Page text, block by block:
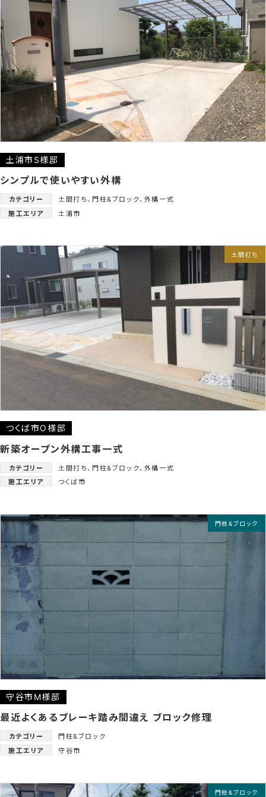
土浦市S様邸
シンプルで使いやすい外構
カテゴリー 土間打ち、 門柱&ブロック、 外構一式
施工エリア
土浦市
土間打ち
つくば市O様邸
新築オープン外構工事一式
カテゴリー 土間打ち、 門柱&ブロック、 外構一式
施工エリア
つくば市
門柱&ブロック
守谷市M様邸
最近よくあるブレーキ踏み間違え ブロック修理
カテゴリー
門柱&ブロック
施工エリア
守谷市
門柱&ブロック